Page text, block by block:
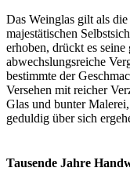
Das Weinglas gilt als
majestätischen
erhoben, drückt es
abwechslungsreiche
bestimmte der
Versehen mit reicher
Glas und bunter
geduldig über sich
Tausende Jahre